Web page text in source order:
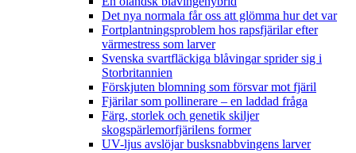
Det nya normala får oss att glömma hur det var
Fortplantningsproblem hos rapsfjärilar efter
värmestress som larver
Svenska svartfläckiga blåvingar sprider sig i
Storbritannien
Förskjuten blomning som försvar mot fjäril
Fjärilar som pollinerare – en laddad fråga
Färg, storlek och genetik skiljer
skogspärlemorfjärilens former
UV-ljus avslöjar busksnabbvingens larver